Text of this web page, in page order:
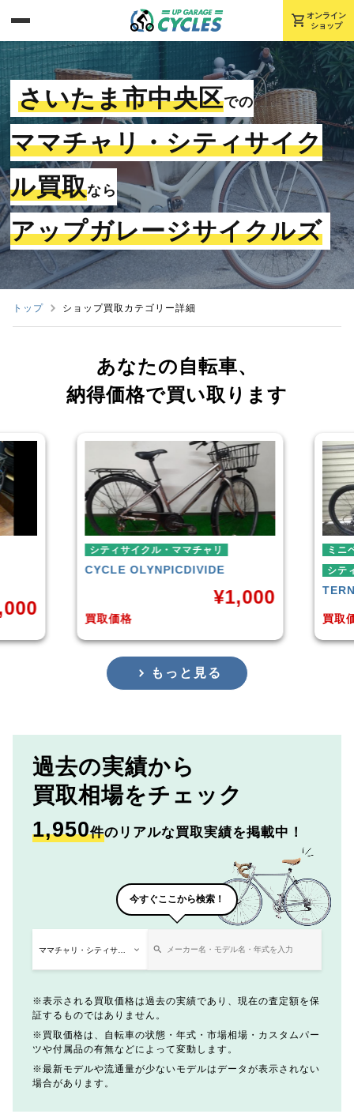
shopping_cart オンライン
ショップ
さいたま市中央区での
ママチャリ・シティサイク
ル買取なら
アップガレージサイクルズ
トップ ショップ買取カテゴリー詳細
あなたの自転車、
納得価格で買い取ります
シティサイクル・ママチャリ
CYCLE OLYNPICDIVIDE
買取価格
1,000
シティサイク
買取価格
もっと見る
過去の実績から
買取相場をチェック
1,950件のリアルな買取実績を掲載中！
今すぐここから検索！
表示される買取価格は過去の実績であり、現在の査定額を保
証するものではありません。
買取価格は、自転車の状態・年式・市場相場・カスタムパー
ツや付属品の有無などによって変動します。
最新モデルや流通量が少ないモデルはデータが表示されない
場合があります。